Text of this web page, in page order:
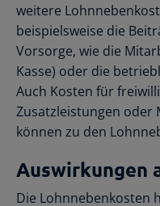
weitere
beispielsweise die
Vorsorge, wie die
Kasse) oder die
Auch Kosten für
Zusatzleistungen oder
können zu den
Auswirkungen
Die Lohnnebenkosten